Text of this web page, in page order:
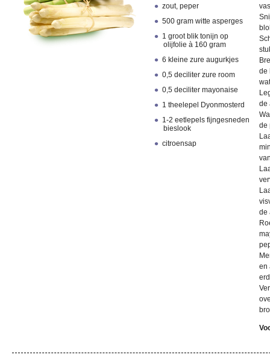
zout, peper
500 gram witte asperges
1 groot blik tonijn op
olijfolie à 160 gram
6 kleine zure augurkjes
0,5 deciliter zure room
0,5 deciliter mayonaise
1 theelepel Dyonmosterd
1-2 eetlepels fijngesneden
bieslook
citroensap
de
de
de
de
en